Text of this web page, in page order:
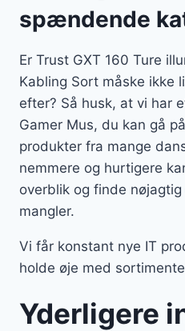
spændende
Er Trust GXT 160 Ture
Kabling Sort måske ikke
efter? Så husk, at vi har
Gamer Mus, du kan gå
produkter fra mange
nemmere og hurtigere
overblik og finde
mangler.
Vi får konstant nye IT
holde øje med
Yderligere